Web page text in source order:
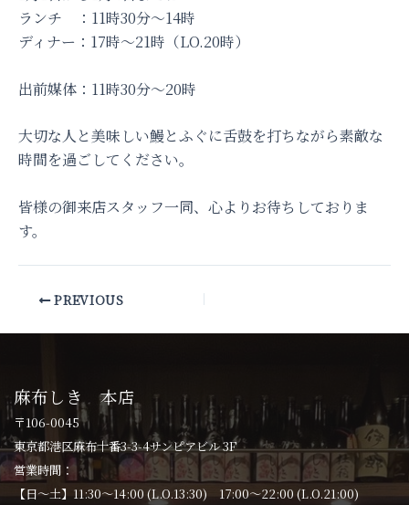
ランチ ：11時30分～14時
ディナー：17時～21時（LO.20時）
出前媒体：11時30分〜20時
大切な人と美味しい鰻とふぐに舌鼓を打ちながら素敵な
時間を過ごしてください。
皆様の御来店スタッフ一同、心よりお待ちしておりま
す。
PREVIOUS
麻布しき 本店
〒106-0045
東京都港区麻布十番3-3-4サンピアビル 3F
営業時間：
【日〜土】11:30〜14:00 (L.O.13:30) 17:00〜22:00 (L.O.21:00)